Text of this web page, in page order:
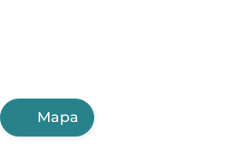
Mapa